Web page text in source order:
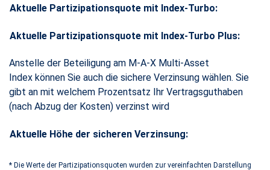
Aktuelle Partizipationsquote mit Index-Turbo:
Aktuelle Partizipationsquote mit Index-Turbo Plus:
Anstelle der Beteiligung am M-A-X Multi-Asset
Index können Sie auch die sichere Verzinsung wählen. Sie
gibt an mit welchem Prozentsatz Ihr Vertragsguthaben
(nach Abzug der Kosten) verzinst wird
Aktuelle Höhe der sicheren Verzinsung:
* Die Werte der Partizipationsquoten wurden zur vereinfachten Darstellung